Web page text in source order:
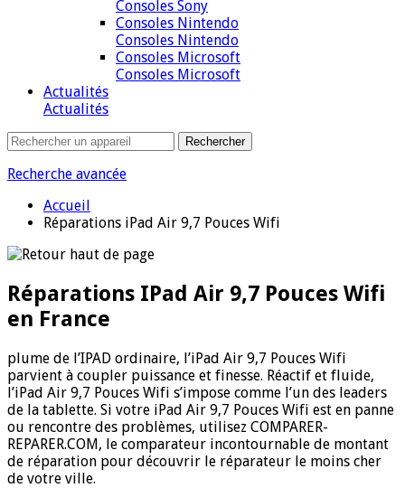
Consoles Sony
Consoles Nintendo
Consoles Nintendo
Consoles Microsoft
Consoles Microsoft
Actualités
Actualités
Recherche avancée
Accueil
Réparations iPad Air 9,7 Pouces Wifi
Réparations IPad Air 9,7 Pouces Wifi
en France
plume de l’IPAD ordinaire, l’iPad Air 9,7 Pouces Wifi
parvient à coupler puissance et finesse. Réactif et fluide,
l’iPad Air 9,7 Pouces Wifi s’impose comme l’un des leaders
de la tablette. Si votre iPad Air 9,7 Pouces Wifi est en panne
ou rencontre des problèmes, utilisez COMPARER-
REPARER.COM, le comparateur incontournable de montant
de réparation pour découvrir le réparateur le moins cher
de votre ville.